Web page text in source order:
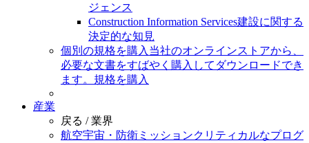
ジェンス
Construction Information Services建設に関する
決定的な知見
個別の規格を購入 当社のオンラインストアから、
必要な文書をすばやく購入してダウンロードでき
ます。 規格を購入
産業
戻る /業界
航空宇宙・防衛 ミッションクリティカルなプログ